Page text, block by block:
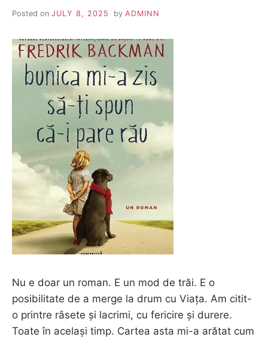
Posted on JULY 8, 2025 by ADMINN
Nu e doar un roman. E un mod de trăi. E o
posibilitate de a merge la drum cu Viața. Am citit-
o printre râsete și lacrimi, cu fericire și durere.
Toate în același timp. Cartea asta mi-a arătat cum